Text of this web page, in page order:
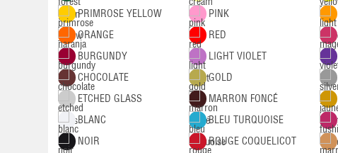
PRIMROSE YELLOW
PINK
ORANGE
RED
BURGUNDY
LIGHT VIOLET
CHOCOLATE
GOLD
ETCHED GLASS
MARRON FONCÉ
BLANC
BLEU TURQUOISE
NOIR
ROUGE COQUELICOT